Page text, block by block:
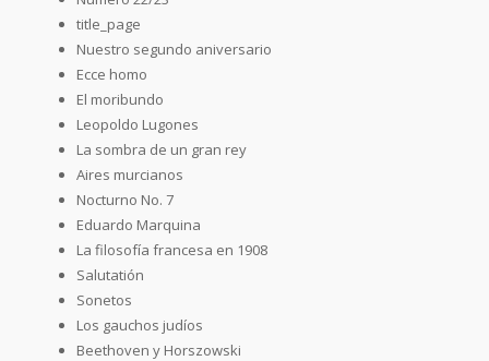
title_page
Nuestro segundo aniversario
Ecce homo
El moribundo
Leopoldo Lugones
La sombra de un gran rey
Aires murcianos
Nocturno No. 7
Eduardo Marquina
La filosofía francesa en 1908
Salutatión
Sonetos
Los gauchos judíos
Beethoven y Horszowski